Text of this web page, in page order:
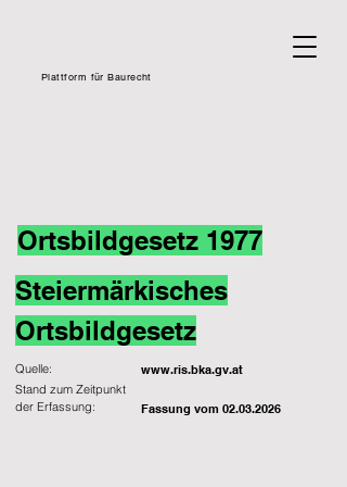
Plattform für Baurecht
Ortsbildgesetz 1977
Steiermärkisches
Ortsbildgesetz
Quelle: www.ris.bka.gv.at
Fassung vom 02.03.2026
Stand zum Zeitpunkt
der Erfassung: